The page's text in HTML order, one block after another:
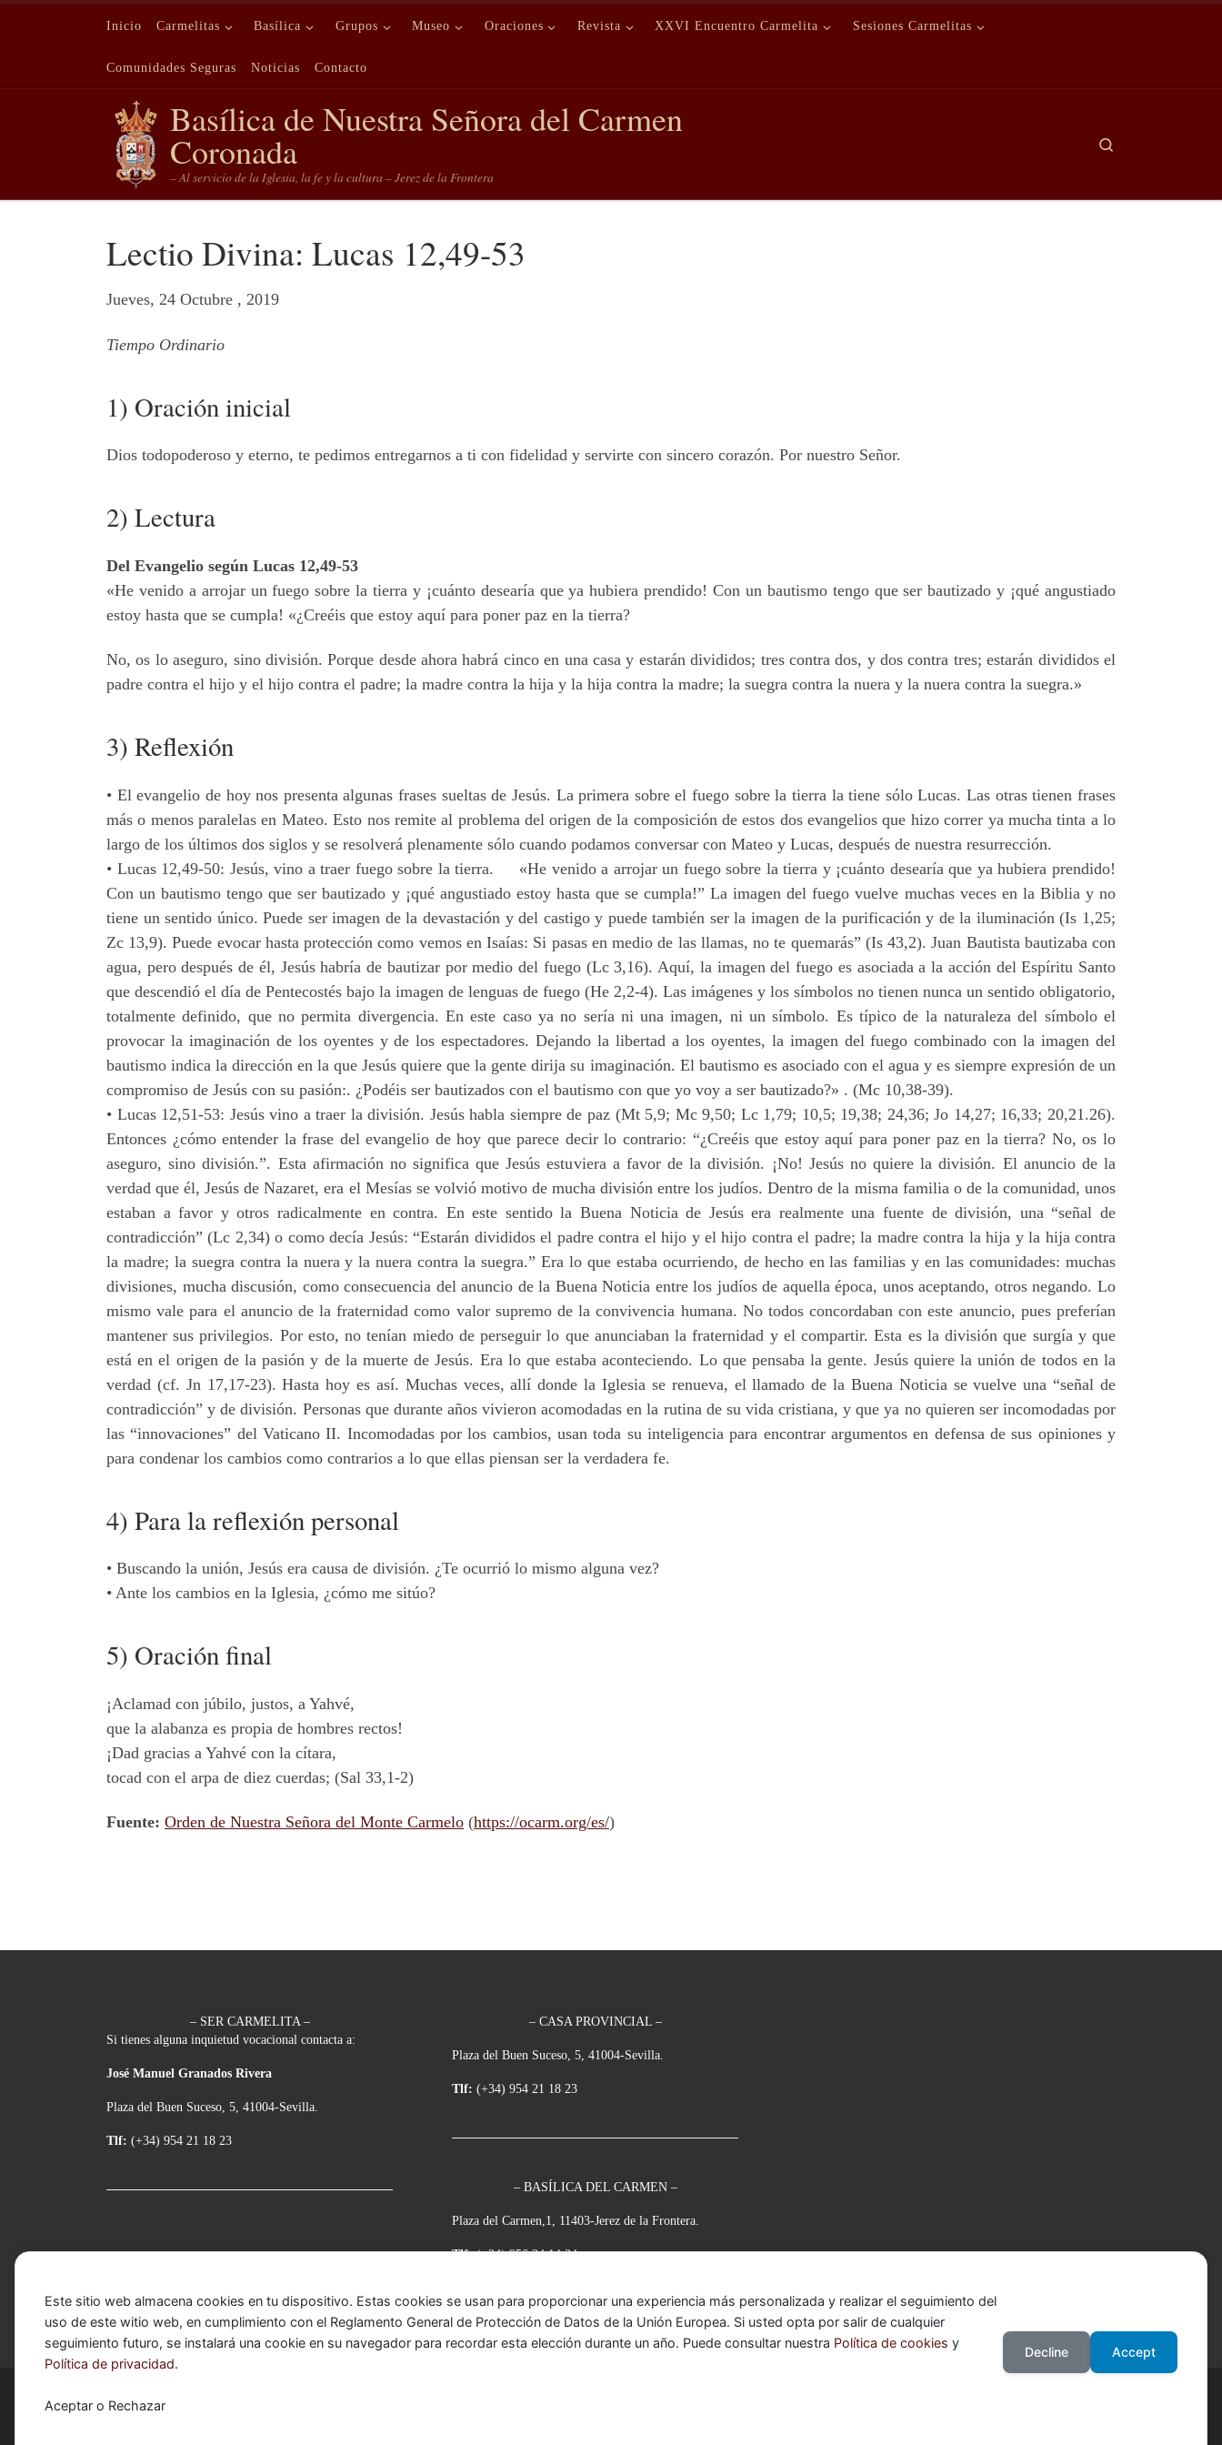
Saltar al contenido
Inicio Carmelitas Basílica Grupos Museo Oraciones Revista XXVI Encuentro Carmelita Sesiones Carmelitas
Comunidades Seguras Noticias Contacto
Basílica de Nuestra Señora del Carmen
Coronada
– Al servicio de la Iglesia, la fe y la cultura – Jerez de la Frontera
Lectio Divina: Lucas 12,49-53
Jueves, 24 Octubre , 2019
Tiempo Ordinario
1) Oración inicial
Dios todopoderoso y eterno, te pedimos entregarnos a ti con fidelidad y servirte con sincero corazón. Por nuestro Señor.
2) Lectura
Del Evangelio según Lucas 12,49-53
«He venido a arrojar un fuego sobre la tierra y ¡cuánto desearía que ya hubiera prendido! Con un bautismo tengo que ser bautizado y ¡qué angustiado
estoy hasta que se cumpla! «¿Creéis que estoy aquí para poner paz en la tierra?
No, os lo aseguro, sino división. Porque desde ahora habrá cinco en una casa y estarán divididos; tres contra dos, y dos contra tres; estarán divididos el
padre contra el hijo y el hijo contra el padre; la madre contra la hija y la hija contra la madre; la suegra contra la nuera y la nuera contra la suegra.»
3) Reflexión
• El evangelio de hoy nos presenta algunas frases sueltas de Jesús. La primera sobre el fuego sobre la tierra la tiene sólo Lucas. Las otras tienen frases
más o menos paralelas en Mateo. Esto nos remite al problema del origen de la composición de estos dos evangelios que hizo correr ya mucha tinta a lo
largo de los últimos dos siglos y se resolverá plenamente sólo cuando podamos conversar con Mateo y Lucas, después de nuestra resurrección.
• Lucas 12,49-50: Jesús, vino a traer fuego sobre la tierra. «He venido a arrojar un fuego sobre la tierra y ¡cuánto desearía que ya hubiera prendido!
Con un bautismo tengo que ser bautizado y ¡qué angustiado estoy hasta que se cumpla!” La imagen del fuego vuelve muchas veces en la Biblia y no
tiene un sentido único. Puede ser imagen de la devastación y del castigo y puede también ser la imagen de la purificación y de la iluminación (Is 1,25;
Zc 13,9). Puede evocar hasta protección como vemos en Isaías: Si pasas en medio de las llamas, no te quemarás” (Is 43,2). Juan Bautista bautizaba con
agua, pero después de él, Jesús habría de bautizar por medio del fuego (Lc 3,16). Aquí, la imagen del fuego es asociada a la acción del Espíritu Santo
que descendió el día de Pentecostés bajo la imagen de lenguas de fuego (He 2,2-4). Las imágenes y los símbolos no tienen nunca un sentido obligatorio,
totalmente definido, que no permita divergencia. En este caso ya no sería ni una imagen, ni un símbolo. Es típico de la naturaleza del símbolo el
provocar la imaginación de los oyentes y de los espectadores. Dejando la libertad a los oyentes, la imagen del fuego combinado con la imagen del
bautismo indica la dirección en la que Jesús quiere que la gente dirija su imaginación. El bautismo es asociado con el agua y es siempre expresión de un
compromiso de Jesús con su pasión:. ¿Podéis ser bautizados con el bautismo con que yo voy a ser bautizado?» . (Mc 10,38-39).
• Lucas 12,51-53: Jesús vino a traer la división. Jesús habla siempre de paz (Mt 5,9; Mc 9,50; Lc 1,79; 10,5; 19,38; 24,36; Jo 14,27; 16,33; 20,21.26).
Entonces ¿cómo entender la frase del evangelio de hoy que parece decir lo contrario: “¿Creéis que estoy aquí para poner paz en la tierra? No, os lo
aseguro, sino división.”. Esta afirmación no significa que Jesús estuviera a favor de la división. ¡No! Jesús no quiere la división. El anuncio de la
verdad que él, Jesús de Nazaret, era el Mesías se volvió motivo de mucha división entre los judíos. Dentro de la misma familia o de la comunidad, unos
estaban a favor y otros radicalmente en contra. En este sentido la Buena Noticia de Jesús era realmente una fuente de división, una “señal de
contradicción” (Lc 2,34) o como decía Jesús: “Estarán divididos el padre contra el hijo y el hijo contra el padre; la madre contra la hija y la hija contra
la madre; la suegra contra la nuera y la nuera contra la suegra.” Era lo que estaba ocurriendo, de hecho en las familias y en las comunidades: muchas
divisiones, mucha discusión, como consecuencia del anuncio de la Buena Noticia entre los judíos de aquella época, unos aceptando, otros negando. Lo
mismo vale para el anuncio de la fraternidad como valor supremo de la convivencia humana. No todos concordaban con este anuncio, pues preferían
mantener sus privilegios. Por esto, no tenían miedo de perseguir lo que anunciaban la fraternidad y el compartir. Esta es la división que surgía y que
está en el origen de la pasión y de la muerte de Jesús. Era lo que estaba aconteciendo. Lo que pensaba la gente. Jesús quiere la unión de todos en la
verdad (cf. Jn 17,17-23). Hasta hoy es así. Muchas veces, allí donde la Iglesia se renueva, el llamado de la Buena Noticia se vuelve una “señal de
contradicción” y de división. Personas que durante años vivieron acomodadas en la rutina de su vida cristiana, y que ya no quieren ser incomodadas por
las “innovaciones” del Vaticano II. Incomodadas por los cambios, usan toda su inteligencia para encontrar argumentos en defensa de sus opiniones y
para condenar los cambios como contrarios a lo que ellas piensan ser la verdadera fe.
4) Para la reflexión personal
• Buscando la unión, Jesús era causa de división. ¿Te ocurrió lo mismo alguna vez?
• Ante los cambios en la Iglesia, ¿cómo me sitúo?
5) Oración final
¡Aclamad con júbilo, justos, a Yahvé,
que la alabanza es propia de hombres rectos!
¡Dad gracias a Yahvé con la cítara,
tocad con el arpa de diez cuerdas; (Sal 33,1-2)
Fuente: Orden de Nuestra Señora del Monte Carmelo (https://ocarm.org/es/)
– SER CARMELITA –
Si tienes alguna inquietud vocacional contacta a:
José Manuel Granados Rivera
Plaza del Buen Suceso, 5, 41004-Sevilla.
Tlf: (+34) 954 21 18 23
– CASA PROVINCIAL –
Plaza del Buen Suceso, 5, 41004-Sevilla.
Tlf: (+34) 954 21 18 23
– BASÍLICA DEL CARMEN –
Plaza del Carmen,1, 11403-Jerez de la Frontera.
Tlf:(+34) 956 34 14 34
Este sitio web almacena cookies en tu dispositivo. Estas cookies se usan para proporcionar una experiencia más personalizada y realizar el seguimiento del
uso de este witio web, en cumplimiento con el Reglamento General de Protección de Datos de la Unión Europea. Si usted opta por salir de cualquier
seguimiento futuro, se instalará una cookie en su navegador para recordar esta elección durante un año. Puede consultar nuestra Política de cookies y
Política de privacidad.
Aceptar o Rechazar
Decline Accept